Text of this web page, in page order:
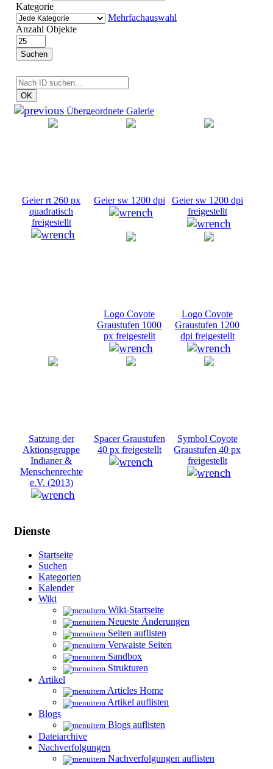
Kategorie
Mehrfachauswahl
Anzahl Objekte
Suchen
OK
Übergeordnete Galerie
Geier rt 260 px
quadratisch
freigestellt
Geier sw 1200 dpi
Geier sw 1200 dpi
freigestellt
Logo Coyote
Graustufen 1000
px freigestellt
Logo Coyote
Graustufen 1200
dpi freigestellt
Satzung der
Aktionsgruppe
Indianer &
Menschenrechte
e.V. (2013)
Spacer Graustufen
40 px freigestellt
Symbol Coyote
Graustufen 40 px
freigestellt
Dienste
Startseite
Suchen
Kategorien
Kalender
Wiki
Wiki-Startseite
Neueste Änderungen
Seiten auflisten
Verwaiste Seiten
Sandbox
Strukturen
Artikel
Articles Home
Artikel auflisten
Blogs
Blogs auflisten
Dateiarchive
Nachverfolgungen
Nachverfolgungen auflisten